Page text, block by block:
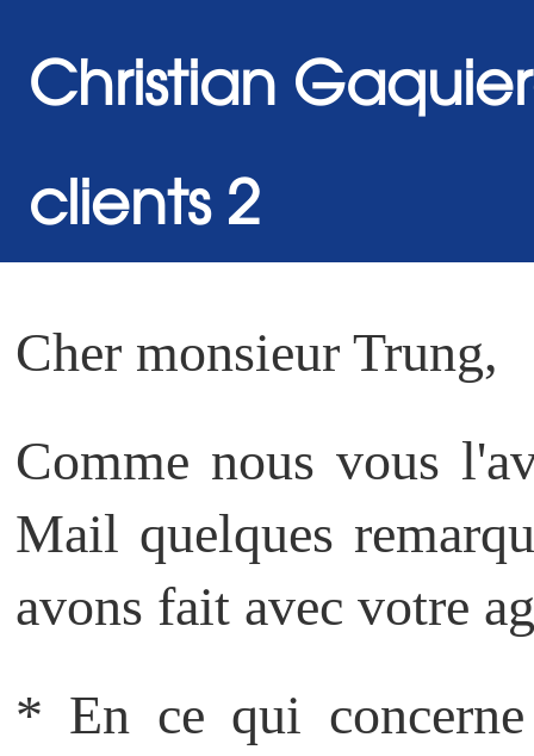
Christian
clients 2
Cher monsieur Trung,
Comme nous vous
Mail quelques
avons fait avec votre
* En ce qui